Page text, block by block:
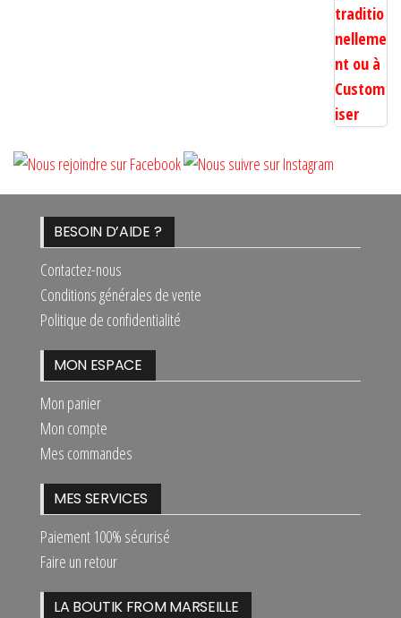
BESOIN D’AIDE ?
Contactez-nous
Conditions générales de vente
Politique de confidentialité
MON ESPACE
Mon panier
Mon compte
Mes commandes
MES SERVICES
Paiement 100% sécurisé
Faire un retour
LA BOUTIK FROM MARSEILLE